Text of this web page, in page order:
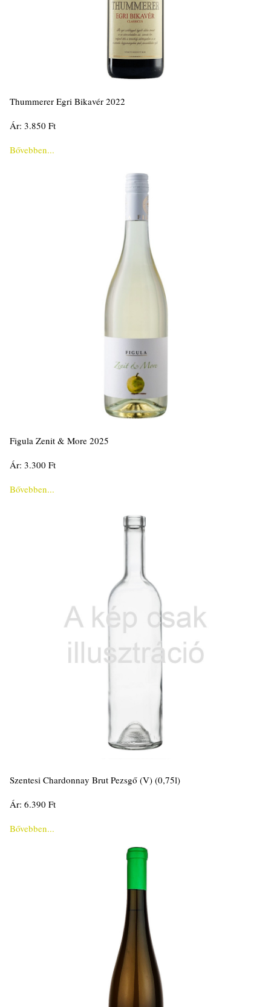
Thummerer Egri Bikavér 2022
Ár: 3.850 Ft
Bővebben...
Figula Zenit & More 2025
Ár: 3.300 Ft
Bővebben...
Szentesi Chardonnay Brut Pezsgő (V) (0,75l)
Ár: 6.390 Ft
Bővebben...